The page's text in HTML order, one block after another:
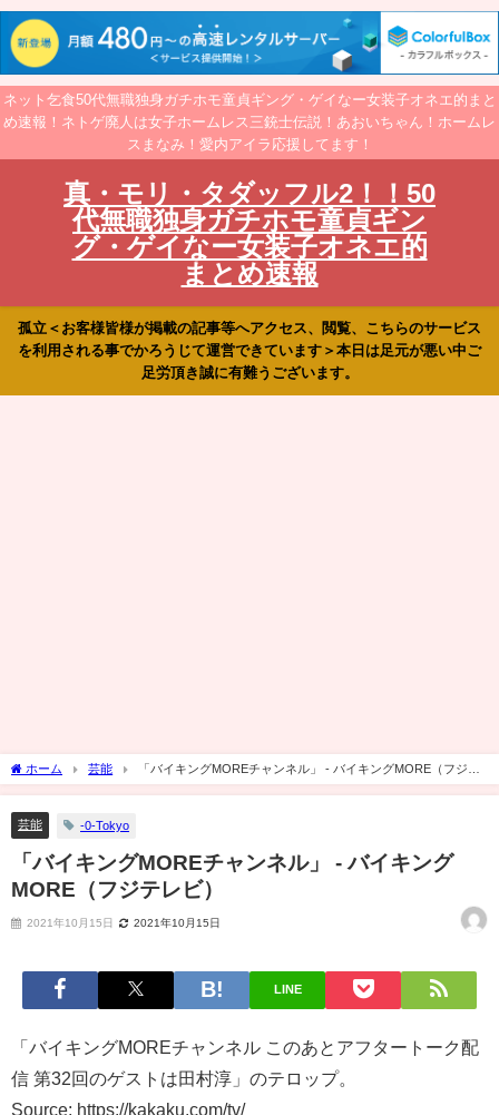
ネット乞食50代無職独身ガチホモ童貞ギング・ゲイなー女装子オネエ的まと
め速報！ネトゲ廃人は女子ホームレス三銃士伝説！あおいちゃん！ホームレ
スまなみ！愛内アイラ応援してます！
真・モリ・タダッフル2！！50
代無職独身ガチホモ童貞ギン
グ・ゲイなー女装子オネエ的
まとめ速報
孤立＜お客様皆様が掲載の記事等へアクセス、閲覧、こちらのサービス
を利用される事でかろうじて運営できています＞本日は足元が悪い中ご
足労頂き誠に有難うございます。
ホーム 芸能
「バイキングMOREチャンネル」 - バイキングMORE（フジテ
レビ）
芸能 -0-Tokyo
「バイキングMOREチャンネル」 - バイキング
MORE（フジテレビ）
2021年10月15日 2021年10月15日
LINE
「バイキングMOREチャンネル このあとアフタートーク配
信 第32回のゲストは田村淳」のテロップ。
Source: https://kakaku.com/tv/